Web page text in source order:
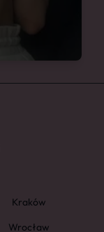
Kraków
Wrocław